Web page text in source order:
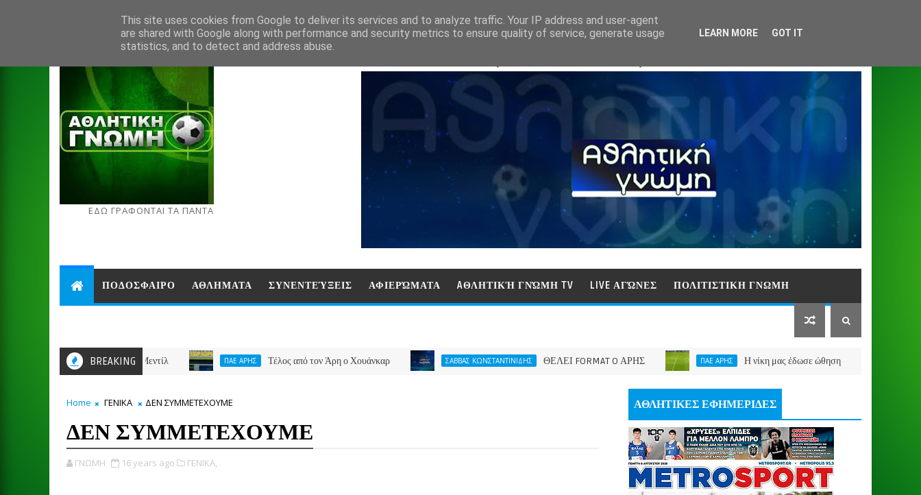
ΕΔΩ ΓΡΑΦΟΝΤΑΙ ΤΑ ΠΑΝΤΑ
ΠΟΔΟΣΦΑΙΡΟ ΑΘΛΗΜΑΤΑ ΣΥΝΕΝΤΕΎΞΕΙΣ ΑΦΙΕΡΏΜΑΤΑ AΘΛΗΤΙΚΉ ΓΝΏΜΗ TV LIVE ΑΓΏΝΕΣ ΠΟΛΙΤΙΣΤΙΚΗ ΓΝΩΜΗ
BREAKING ΠΑΕ ΑΡΗΣ Τέλος από τον Άρη ο Χουάνκαρ ΣΑΒΒΑΣ ΚΩΝΣΤΑΝΤΙΝΙΔΗΣ ΘΕΛΕΙ FORMAT O ΑΡΗΣ ΠΑΕ ΑΡΗΣ Η νίκη μας έδωσε ώθηση
Home ΓΕΝΙΚΑ ΔΕΝ ΣΥΜΜΕΤΕΧΟΥΜΕ
ΔΕΝ ΣΥΜΜΕΤΕΧΟΥΜΕ
ΓΝΩΜΗ 16 years ago ΓΕΝΙΚΑ,
ΑΘΛΗΤΙΚΕΣ ΕΦΗΜΕΡΙΔΕΣ
This site uses cookies from Google to deliver its services and to analyze traffic. Your IP address and user-agent
are shared with Google along with performance and security metrics to ensure quality of service, generate usage
statistics, and to detect and address abuse.
LEARN MORE GOT IT